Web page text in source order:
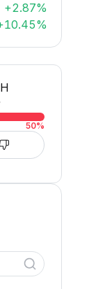
+2.87%
50%